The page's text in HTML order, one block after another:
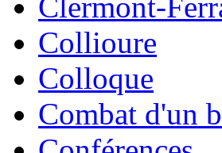
Clermont-
Collioure
Colloque
Combat d'un